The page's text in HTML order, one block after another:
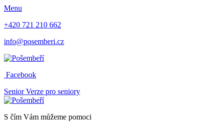
Menu
+420 721 210 662
info@posemberi.cz
Facebook
Senior Verze pro seniory
S čím Vám můžeme pomoci